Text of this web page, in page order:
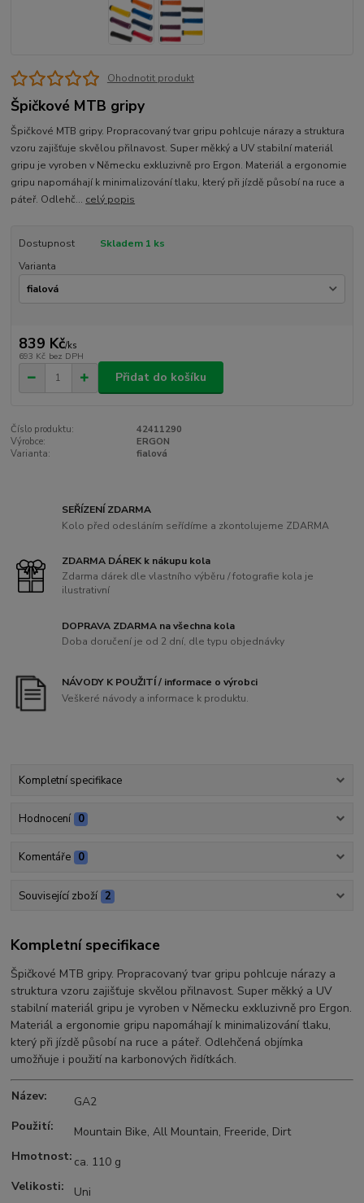
Ohodnotit produkt
Špičkové MTB gripy
Špičkové MTB gripy. Propracovaný tvar gripu pohlcuje nárazy a struktura
vzoru zajišťuje skvělou přilnavost. Super měkký a UV stabilní materiál
gripu je vyroben v Německu exkluzivně pro Ergon. Materiál a ergonomie
gripu napomáhají k minimalizování tlaku, který při jízdě působí na ruce a
páteř. Odlehč... celý popis
Dostupnost
Skladem 1 ks
Varianta
839 Kč/ks
693 Kč bez DPH
Přidat do košíku
Číslo produktu:
42411290
Výrobce:
ERGON
Varianta:
fialová
SEŘÍZENÍ ZDARMA
Kolo před odesláním seřídíme a zkontolujeme ZDARMA
ZDARMA DÁREK k nákupu kola
Zdarma dárek dle vlastního výběru / fotografie kola je
ilustrativní
DOPRAVA ZDARMA na všechna kola
Doba doručení je od 2 dní, dle typu objednávky
NÁVODY K POUŽITÍ / informace o výrobci
Veškeré návody a informace k produktu.
Kompletní specifikace
Hodnocení 0
Komentáře 0
Související zboží 2
Kompletní specifikace
Špičkové MTB gripy. Propracovaný tvar gripu pohlcuje nárazy a
struktura vzoru zajišťuje skvělou přilnavost. Super měkký a UV
stabilní materiál gripu je vyroben v Německu exkluzivně pro Ergon.
Materiál a ergonomie gripu napomáhají k minimalizování tlaku,
který při jízdě působí na ruce a páteř. Odlehčená objímka
umožňuje i použití na karbonových řidítkách.
Název:
GA2
Použití:
Mountain Bike, All Mountain, Freeride, Dirt
Hmotnost: ca. 110 g
Velikosti:
Uni